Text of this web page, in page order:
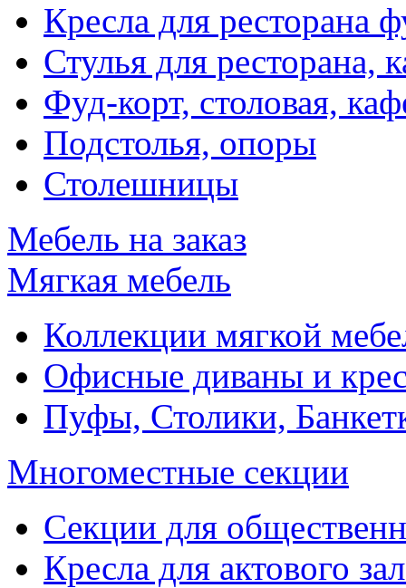
Кресла для ресторана
Стулья для ресторана,
Фуд-корт, столовая,
Подстолья, опоры
Столешницы
Мебель на заказ
Мягкая мебель
Коллекции мягкой
Офисные диваны и
Пуфы, Столики,
Многоместные секции
Секции для
Кресла для актового